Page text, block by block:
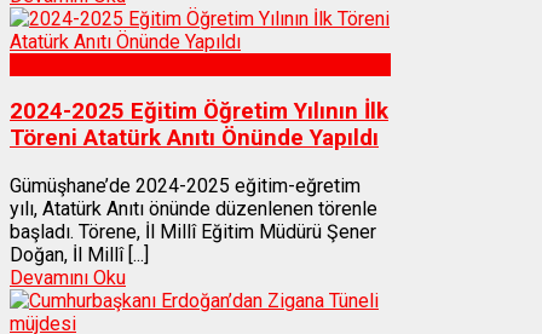
2024-2025 Eğitim Öğretim Yılının İlk
Töreni Atatürk Anıtı Önünde Yapıldı
Gümüşhane’de 2024-2025 eğitim-eğretim
yılı, Atatürk Anıtı önünde düzenlenen törenle
başladı. Törene, İl Millî Eğitim Müdürü Şener
Doğan, İl Millî [...]
Devamını Oku